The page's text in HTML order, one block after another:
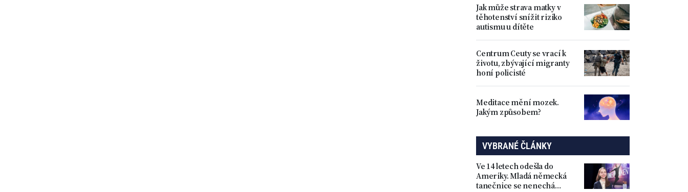
Jak může strava matky v
těhotenství snížit riziko
autismu u dítěte
Centrum Ceuty se vrací k
životu, zbývající migranty
honí policisté
Meditace mění mozek.
Jakým způsobem?
VYBRANÉ ČLÁNKY
Ve 14 letech odešla do
Ameriky. Mladá německá
tanečnice se nenechá